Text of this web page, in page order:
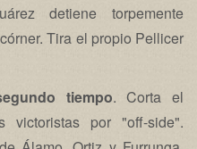
detiene torpemente
Tira el propio Pellicer
tiempo. Corta el
por "off-side".